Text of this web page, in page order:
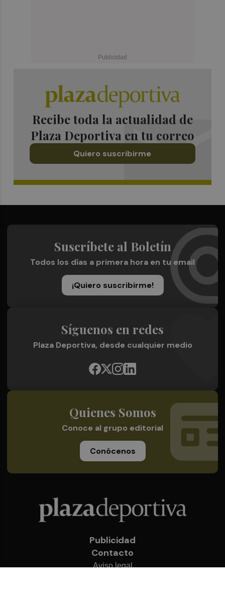
Recibe toda la actualidad de
Plaza Deportiva en tu correo
Quiero suscribirme
Suscríbete al Boletín
Todos los días a primera hora en tu email
¡Quiero suscribirme!
Síguenos en redes
Plaza Deportiva, desde cualquier medio
Quienes Somos
Conoce al grupo editorial
Conócenos
Publicidad
Contacto
Aviso legal